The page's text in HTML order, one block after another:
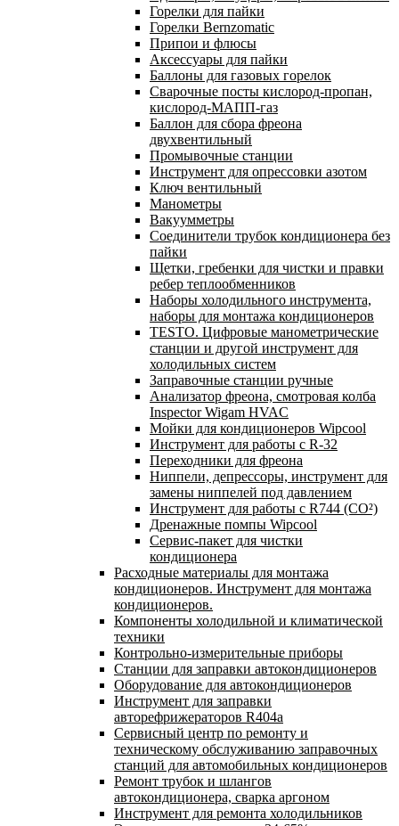
Горелки для пайки
Горелки Bernzomatic
Припои и флюсы
Аксессуары для пайки
Баллоны для газовых горелок
Сварочные посты кислород-пропан,
кислород-МАПП-газ
Баллон для сбора фреона
двухвентильный
Промывочные станции
Инструмент для опрессовки азотом
Ключ вентильный
Манометры
Вакуумметры
Соединители трубок кондиционера без
пайки
Щетки, гребенки для чистки и правки
ребер теплообменников
Наборы холодильного инструмента,
наборы для монтажа кондиционеров
TESTO. Цифровые манометрические
станции и другой инструмент для
холодильных систем
Заправочные станции ручные
Анализатор фреона, смотровая колба
Inspector Wigam HVAC
Мойки для кондиционеров Wipcool
Инструмент для работы с R-32
Переходники для фреона
Ниппели, депрессоры, инструмент для
замены ниппелей под давлением
Инструмент для работы с R744 (CO²)
Дренажные помпы Wipcool
Сервис-пакет для чистки
кондиционера
Расходные материалы для монтажа
кондиционеров. Инструмент для монтажа
кондиционеров.
Компоненты холодильной и климатической
техники
Контрольно-измерительные приборы
Станции для заправки автокондиционеров
Оборудование для автокондиционеров
Инструмент для заправки
авторефрижераторов R404a
Сервисный центр по ремонту и
техническому обслуживанию заправочных
станций для автомобильных кондиционеров
Ремонт трубок и шлангов
автокондиционера, сварка аргоном
Инструмент для ремонта холодильников